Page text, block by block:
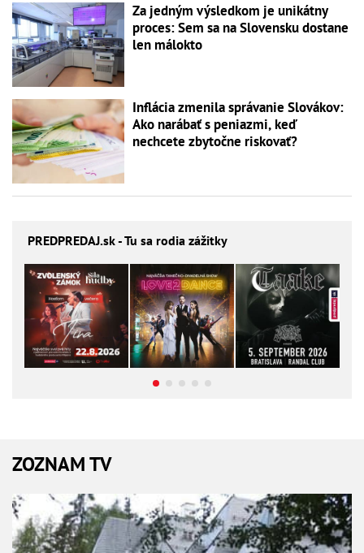
Za jedným výsledkom je unikátny
proces: Sem sa na Slovensku dostane
len málokto
Inflácia zmenila správanie Slovákov:
Ako narábať s peniazmi, keď
nechcete zbytočne riskovať?
PREDPREDAJ.sk - Tu sa rodia zážitky
ZOZNAM TV